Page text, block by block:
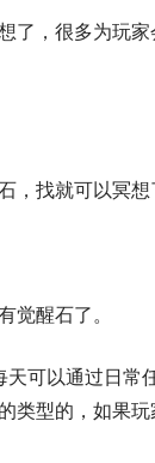
了，很多为玩
找就可以冥想
醒石了。
可以通过日常
类型的，如果